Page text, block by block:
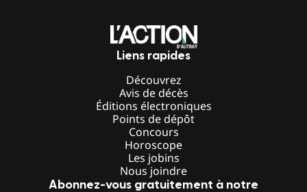
Liens rapides
Découvrez
Avis de décès
Éditions électroniques
Points de dépôt
Concours
Horoscope
Les jobins
Nous joindre
Abonnez-vous gratuitement à notre